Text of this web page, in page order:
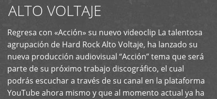
ALTO VOLTAJE
Regresa con «Acción» su nuevo videoclip La talentosa
agrupación de Hard Rock Alto Voltaje, ha lanzado su
nueva producción audiovisual “Acción” tema que será
parte de su próximo trabajo discográfico, el cual
podrás escuchar a través de su canal en la plataforma
YouTube ahora mismo y que al momento actual ya ha
+